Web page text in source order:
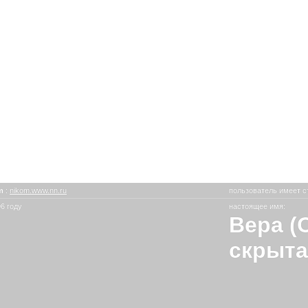
: nikom.www.nn.ru
пользователь имеет
году
настоящее имя:
Вера